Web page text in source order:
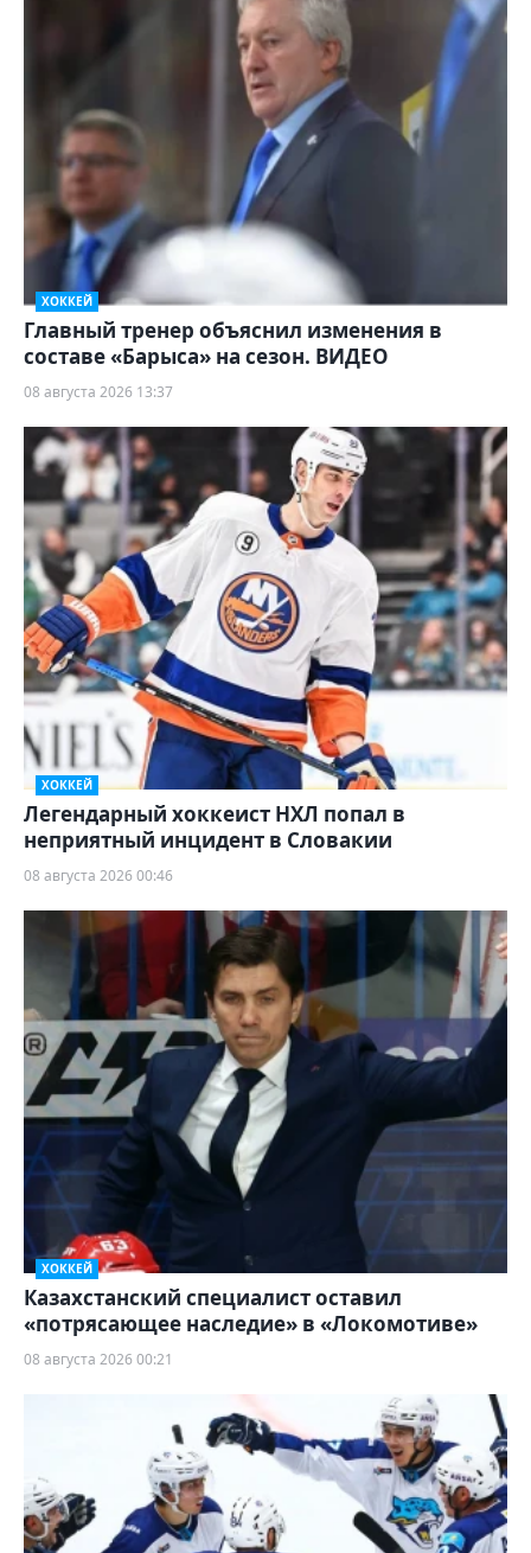
ХОККЕЙ
Главный тренер объяснил изменения в
составе «Барыса» на сезон. ВИДЕО
08 августа 2026 13:37
ХОККЕЙ
Легендарный хоккеист НХЛ попал в
неприятный инцидент в Словакии
08 августа 2026 00:46
ХОККЕЙ
Казахстанский специалист оставил
«потрясающее наследие» в «Локомотиве»
08 августа 2026 00:21